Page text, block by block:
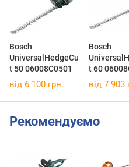
Bosch
UniversalHedgeCu
t 50 06008C0501
Bosch
t 60
від 6 100 грн. від 7 903
Рекомендуємо